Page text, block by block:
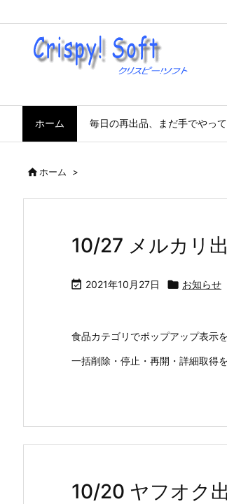
ホーム 毎日の再出品、まだ手でやっ
ホーム >
10/27 メルカリ
 2021年10月27日  お知らせ
食品カテゴリでポップアップ表示
一括削除・停止・再開・詳細取得
10/20 ヤフオク